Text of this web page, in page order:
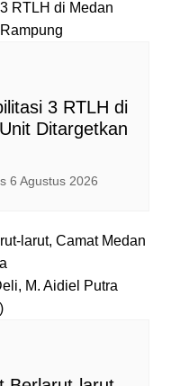
3 RTLH di
Ditargetkan
6 Agustus 2026
M. Aidiel Putra